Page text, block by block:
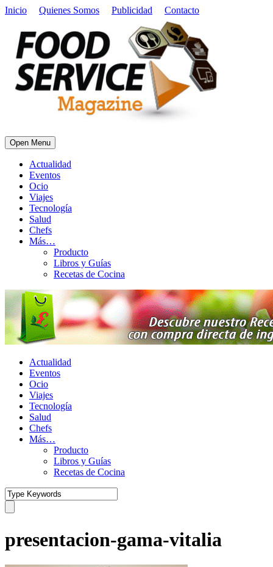
Inicio Quienes Somos Publicidad Contacto
Open Menu
Actualidad
Eventos
Ocio
Viajes
Tecnología
Salud
Chefs
Más…
Producto
Libros y Guías
Recetas de Cocina
Actualidad
Eventos
Ocio
Viajes
Tecnología
Salud
Chefs
Más…
Producto
Libros y Guías
Recetas de Cocina
presentacion-gama-vitalia